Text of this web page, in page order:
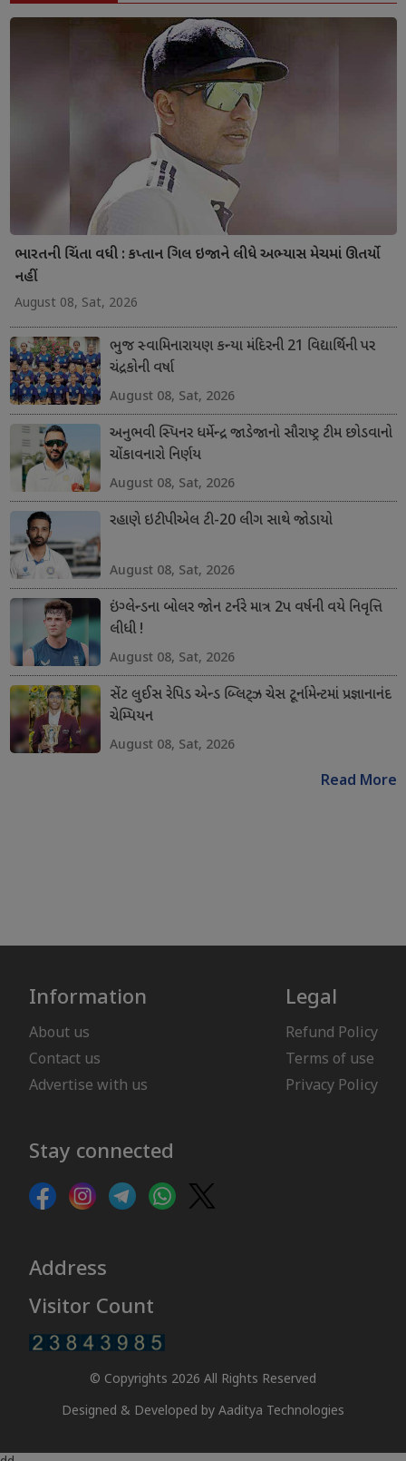
ભારતની ચિંતા વધી : કપ્તાન ગિલ ઇજાને લીધે અભ્યાસ મેચમાં ઊતર્યો
નહીં
August 08, Sat, 2026
ભુજ સ્વામિનારાયણ કન્યા મંદિરની 21 વિદ્યાર્થિની પર
ચંદ્રકોની વર્ષા
August 08, Sat, 2026
અનુભવી સ્પિનર ધર્મેન્દ્ર જાડેજાનો સૌરાષ્ટ્ર ટીમ છોડવાનો
ચોંકાવનારો નિર્ણય
August 08, Sat, 2026
રહાણે ઇટીપીએલ ટી-20 લીગ સાથે જોડાયો
August 08, Sat, 2026
ઇંગ્લેન્ડના બોલર જોન ટર્નરે માત્ર 2પ વર્ષની વયે નિવૃત્તિ
લીધી !
August 08, Sat, 2026
સેંટ લુઈસ રેપિડ એન્ડ બ્લિટ્ઝ ચેસ ટૂર્નામેન્ટમાં પ્રજ્ઞાનાનંદ
ચેમ્પિયન
August 08, Sat, 2026
Read More
Information
About us
Contact us
Advertise with us
Legal
Refund Policy
Terms of use
Privacy Policy
Stay connected
Address
Visitor Count
© Copyrights 2026 All Rights Reserved
Designed & Developed by Aaditya Technologies